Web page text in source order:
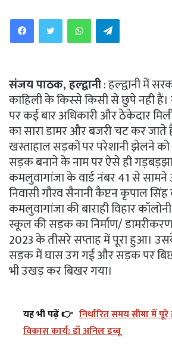
WhatsAppTelegram
संजय पाठक, हल्द्वानी: हल्द्वानी में
काहिली के किस्से किसी से छुपे नही
पर कई बार अधिकारी और ठेकेदार
का सारा डामर और बजरी चट कर
खस्ताहाल सड़कों पर परेशानी झेलने को
सड़क बनाने के नाम पर ऐसे ही
कमलुवागांजा के वार्ड नंबर 41 से सामने
निवासी गौरव सैनानी कैप्टन कृपाल
कमलुवागांजा की बाराही विहार
स्कूल की सड़क का निर्माण/
2023 के तीसरे सप्ताह में पूरा हुआ।
सड़क में घास उग गई और सड़क पर
भी उखड़ कर बिखर गया।
यह भी पढ़ें 👉 निर्धारित समय सीमा में पूरे
विकास कार्य: डॉ अनिल डब्बू